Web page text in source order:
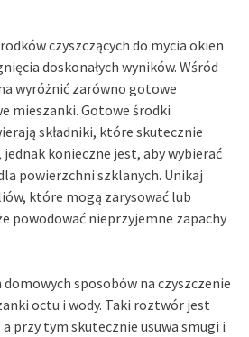
czyszczących do mycia okien
doskonałych wyników. Wśród
wyróżnić zarówno gotowe
mieszanki. Gotowe środki
składniki, które skutecznie
konieczne jest, aby wybierać
powierzchni szklanych. Unikaj
które mogą zarysować lub
powodować nieprzyjemne zapachy
sposobów na czyszczenie
octu i wody. Taki roztwór jest
przy tym skutecznie usuwa smugi i